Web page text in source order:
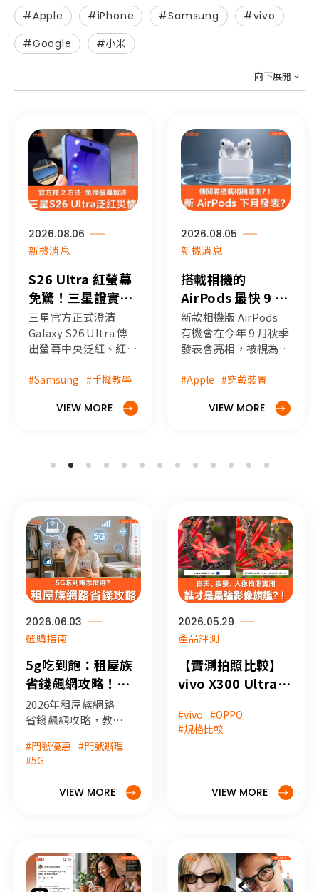
#Apple #iPhone #Samsung
#vivo
#Google
#小米
向下展開
2026.08.06
新機消息
S26 Ultra 紅螢幕
免驚！三星證實非
硬體故障，兩大官
方修復方案與暫時
自救法全攻略
三星官方正式澄清
Galaxy S26 Ultra 傳
出螢幕中央泛紅、紅色
壞」，而是軟體色彩校
機館為您詳解 S26
幕！
#Samsung #手機教學
VIEW MORE
2026.08.05
新機消息
搭載相機的
AirPods 最快 9 月
亮相？相機版
AirPods /
AirPods Ultra 上
市時間、功能與規
格總整理
新款相機版 AirPods
有機會在今年 9 月秋季
發表會亮相，被視為未
機的重要前哨產品。如
AirPods 什麼時候上
#Apple #穿戴裝置
VIEW MORE
2026.06.03
選購指南
5g吃到飽：租屋族
省錢飆網攻略！告
別網路焦慮，打造
行動自由生活
2026年租屋族網路
省錢飆網攻略，教你
架，用 5G 吃到飽打
造行動自由生活。不
怎麼選？熱點分享該
惠，讓你月租最高省
下近 6 折，打造高
#門號優惠 #門號辦理
#5G
VIEW MORE
2026.05.29
產品評測
【實測拍照比較】
vivo X300 Ultra
Ultra - 日景、夜
景、人像三大日常
#vivo #OPPO
#規格比較
VIEW MORE